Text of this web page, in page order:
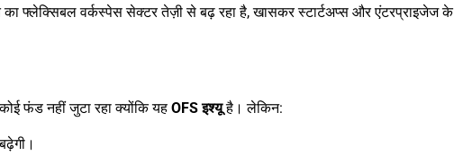
का फ्लेक्सिबल वर्कस्पेस सेक्टर तेज़ी से बढ़ रहा है, खासकर स्टार्टअप्स और एंटरप्राइजेज के
फंड नहीं जुटा रहा क्योंकि यह OFS इश्यूहै। लेकिन: